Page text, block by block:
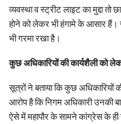
व्यवस्था व स्ट्रीट लाइट का मुद्दा तो
होने को लेकर भी हंगामे के आसार
भी गरमा रखा है।
कुछ अधिकारियों की कार्यशैली को
सूत्रों ने बताया कि कुछ अधिकारियों
आरोप है कि निगम अधिकारी उनकी
ऐसे में महापौर के सामने कांग्रेस के ही